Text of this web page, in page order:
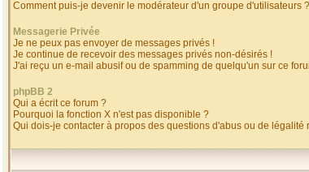
Comment puis-je devenir le modérateur d'un groupe d'utilisateurs ?
Messagerie Privée
Je ne peux pas envoyer de messages privés !
Je continue de recevoir des messages privés non-désirés !
J'ai reçu un e-mail abusif ou de spamming de quelqu'un sur ce
phpBB 2
Qui a écrit ce forum ?
Pourquoi la fonction X n'est pas disponible ?
Qui dois-je contacter à propos des questions d'abus ou de légalité